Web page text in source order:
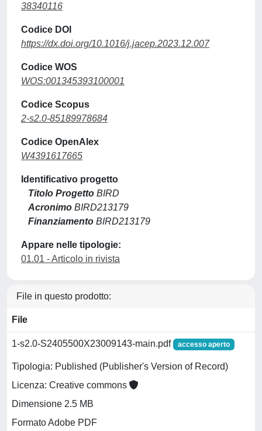
38340116
Codice DOI
https://dx.doi.org/10.1016/j.jacep.2023.12.007
Codice WOS
WOS:001345393100001
Codice Scopus
2-s2.0-85189978684
Codice OpenAlex
W4391617665
Identificativo progetto
Titolo Progetto BIRD
Acronimo BIRD213179
Finanziamento BIRD213179
Appare nelle tipologie:
01.01 - Articolo in rivista
File in questo prodotto:
File
1-s2.0-S2405500X23009143-main.pdf accesso aperto
Tipologia: Published (Publisher's Version of Record)
Licenza: Creative commons
Dimensione 2.5 MB
Formato Adobe PDF